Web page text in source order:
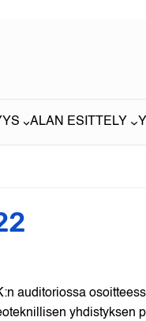
ALAN ESITTELY
auditoriossa
yhdistyksen